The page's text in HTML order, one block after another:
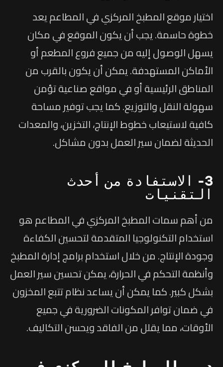
اختيار موقع المطبخ المركزي في المطاعم يعد
خطوة حاسمة. يجب أن يكون الموقع في مكان
يسهل الوصول إليه من جميع فروع المطعم أو
الأماكن المستهدفة. يمكن أن يكون بالقرب من
المناطق الرئيسية أو في مواقع صناعية تؤمن
سهولة النقل والتوزيع. كما يجب توفير مساحة
كافية لاستيعاب خطوط الإنتاج، التخزين، والمعدات
الحديثة لضمان سير العمل بدون مشاكل.
3- الاستفادة من أحدث
التقنيات
من أهم سمات المطبخ المركزي في المطاعم هو
استخدام التكنولوجيا المتقدمة لتحسين الكفاءة
وجودة الإنتاج. من خلال استخدام برامج إدارة المطبخ
وأنظمة التحكم في الحرارة، يمكن تحسين سير العمل
بشكل كبير. كما يمكن أن يساعد نظام تتبع المخزون
في ضمان توافر المكونات الضرورية في جميع
الأوقات، مما يقلل من الفاقد ويحسن التكاليف.